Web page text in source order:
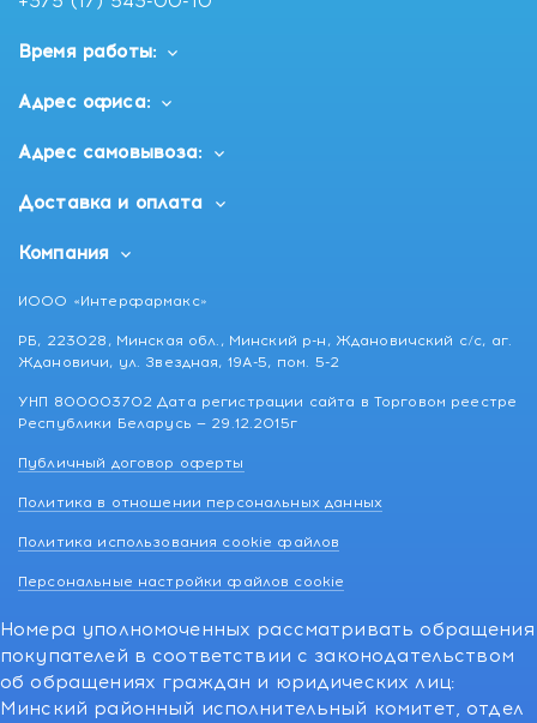
Время работы:
Адрес офиса:
Адрес самовывоза:
Доставка и оплата
Компания
ИООО «Интерфармакс»
РБ, 223028, Минская обл., Минский р-н, Ждановичский с/с, аг.
Ждановичи, ул. Звездная, 19А-5, пом. 5-2
УНП 800003702 Дата регистрации сайта в Торговом реестре
Республики Беларусь — 29.12.2015г
Публичный договор оферты
Политика в отношении персональных данных
Политика использования cookie файлов
Персональные настройки файлов cookie
Номера уполномоченных рассматривать обращения
покупателей в соответствии с законодательством
об обращениях граждан и юридических лиц:
Минский районный исполнительный комитет, отдел